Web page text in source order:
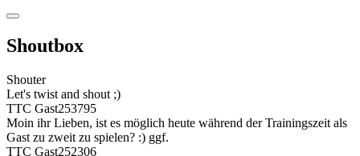
Shoutbox
Shouter
Let's twist and shout ;)
TTC Gast253795
Moin ihr Lieben, ist es möglich heute während der Trainingszeit als
Gast zu zweit zu spielen? :) ggf.
TTC Gast252306